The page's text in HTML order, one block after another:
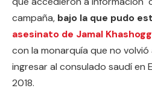
campaña, bajo la que pudo
asesinato de Jamal
con la monarquía que no
ingresar al consulado saudí en
2018.